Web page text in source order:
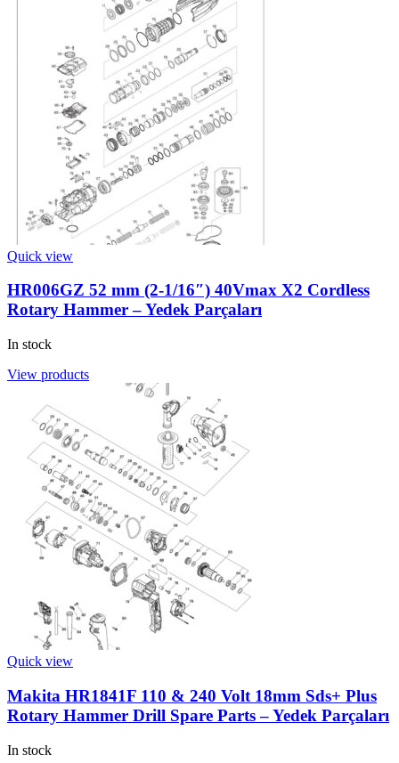
Quick view
HR006GZ 52 mm (2-1/16″) 40Vmax X2 Cordless
Rotary Hammer – Yedek Parçaları
In stock
View products
Quick view
Makita HR1841F 110 & 240 Volt 18mm Sds+ Plus
Rotary Hammer Drill Spare Parts – Yedek Parçaları
In stock